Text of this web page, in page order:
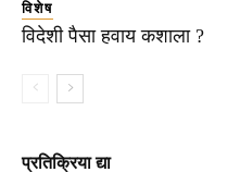
विशेष
विदेशी पैसा हवाय कशाला ?
प्रतिक्रिया द्या